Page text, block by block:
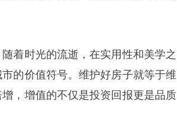
着时光的流逝，在实用性和美学之
的价值符号。维护好房子就等于维
，增值的不仅是投资回报更是品质